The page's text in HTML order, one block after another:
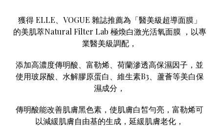
獲得 ELLE、VOGUE 雜誌推薦為「醫美級超導面膜」
的美肌萃Natural Filter Lab 極煥白激光活氧面膜 ，以專
業醫美級調配，
添加高濃度傳明酸、富勒烯、荷蘭滲透高保濕因子，並
使用玻尿酸、水解膠原蛋白、維生素B3、蘆薈等美白保
濕成分，
傳明酸能改善肌膚黑色素，使肌膚白皙勻亮，富勒烯可
以減緩肌膚自由基的生成，延緩肌膚老化，